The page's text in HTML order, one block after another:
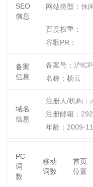
SEO
信息
网站类型：休
百度权重：
谷歌PR：
备案
信息
备案号：沪
名称： 杨云
域名
信息
注册人/机构：
注册邮箱：
年龄：2009-
PC
词
数
移动
词数
首页
位置